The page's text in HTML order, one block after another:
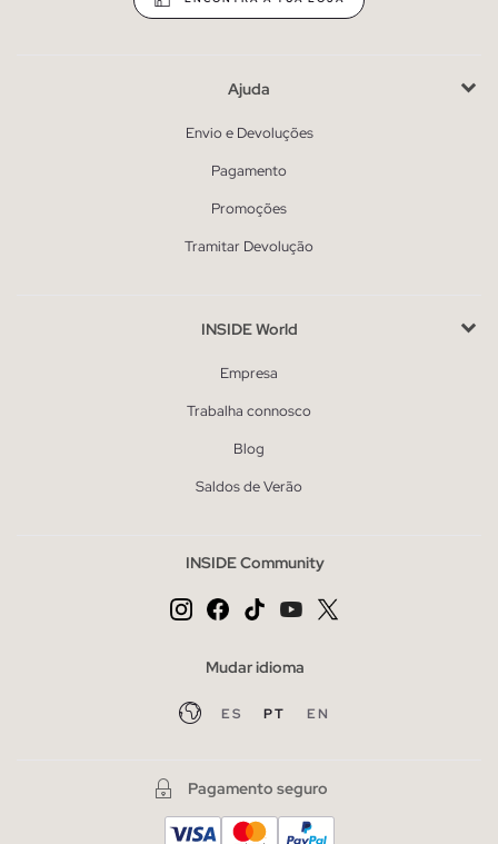
Ajuda
Envio e Devoluções
Pagamento
Promoções
Tramitar Devolução
INSIDE World
Empresa
Trabalha connosco
Blog
Saldos de Verão
INSIDE Community
Mudar idioma
ES PT EN
Pagamento seguro